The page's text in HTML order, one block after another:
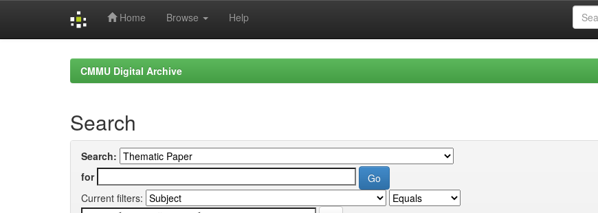
Home Browse Help
CMMU Digital Archive
Search
Search:
for
Current filters: